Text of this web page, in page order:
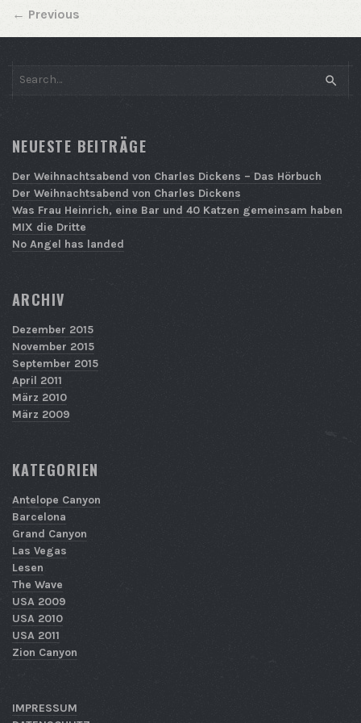
← Previous
NEUESTE BEITRÄGE
Der Weihnachtsabend von Charles Dickens – Das Hörbuch
Der Weihnachtsabend von Charles Dickens
Was Frau Heinrich, eine Bar und 40 Katzen gemeinsam haben
MIX die Dritte
No Angel has landed
ARCHIV
Dezember 2015
November 2015
September 2015
April 2011
März 2010
März 2009
KATEGORIEN
Antelope Canyon
Barcelona
Grand Canyon
Las Vegas
Lesen
The Wave
USA 2009
USA 2010
USA 2011
Zion Canyon
IMPRESSUM